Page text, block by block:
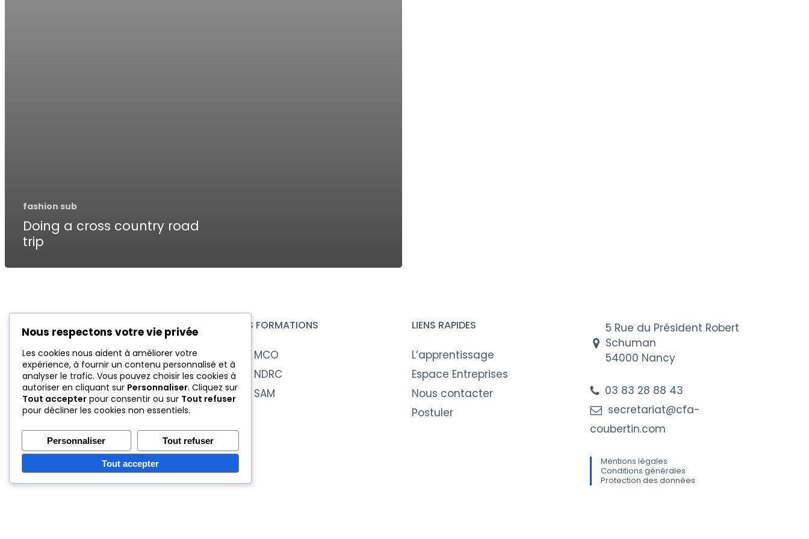
fashion sub
Doing a cross country road
trip
Centre de formation
d'apprentis d'excellence
depuis plus de 50 ans
NOS FORMATIONS
BTS MCO
BTS NDRC
BTS SAM
LIENS RAPIDES
L’apprentissage
Espace Entreprises
Nous contacter
Postuler
5 Rue du Président Robert
Schuman
54000 Nancy
03 83 28 88 43
secretariat@cfa-
coubertin.com
Mentions légales
Conditions générales
Protection des données
Nous respectons votre vie privée
Les cookies nous aident à améliorer votre
expérience, à fournir un contenu personnalisé et à
analyser le trafic. Vous pouvez choisir les cookies à
autoriser en cliquant sur Personnaliser. Cliquez sur
Tout accepter pour consentir ou sur Tout refuser
pour décliner les cookies non essentiels.
Personnaliser Tout refuser
Tout accepter